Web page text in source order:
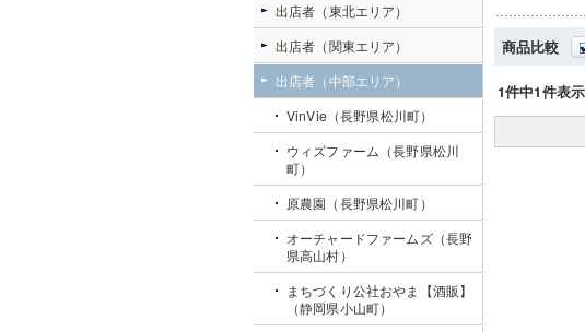
商品比較
1件中1件表示
出店者（東北エリア）
出店者（関東エリア）
出店者（中部エリア）
VinVie（長野県松川町）
ウィズファーム（長野県松川
町）
原農園（長野県松川町）
オーチャードファームズ（長野
県高山村）
まちづくり公社おやま【酒販】
（静岡県小山町）